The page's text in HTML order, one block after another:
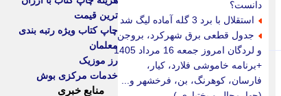
دانست؟
استقلال با برد 3 گله آماده لیگ شد
جدول قطعی برق شهرکرد، بروجن
و لردگان امروز جمعه 16 مرداد 1405
+برنامه خاموشی فلارد، کیار،
فارسان، کوهرنگ، بن، فرخشهر و...
ترین قیمت
چاپ کتاب ویژه رتبه بندی
معلمان
رز موزیک
خدمات مرکزی بوش
منابع خبری